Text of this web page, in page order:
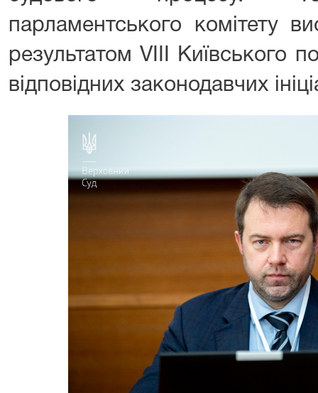
парламентського комітету
результатом VІІІ Київського
відповідних законодавчих